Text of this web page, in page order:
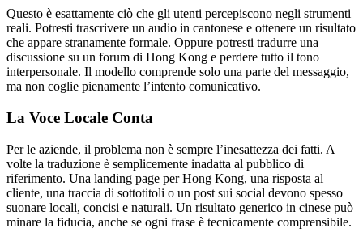
Questo è esattamente ciò che gli utenti percepiscono negli strumenti
reali. Potresti trascrivere un audio in cantonese e ottenere un risultato
che appare stranamente formale. Oppure potresti tradurre una
discussione su un forum di Hong Kong e perdere tutto il tono
interpersonale. Il modello comprende solo una parte del messaggio,
ma non coglie pienamente l’intento comunicativo.
La Voce Locale Conta
Per le aziende, il problema non è sempre l’inesattezza dei fatti. A
volte la traduzione è semplicemente inadatta al pubblico di
riferimento. Una landing page per Hong Kong, una risposta al
cliente, una traccia di sottotitoli o un post sui social devono spesso
suonare locali, concisi e naturali. Un risultato generico in cinese può
minare la fiducia, anche se ogni frase è tecnicamente comprensibile.